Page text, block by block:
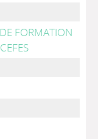
FORMATION